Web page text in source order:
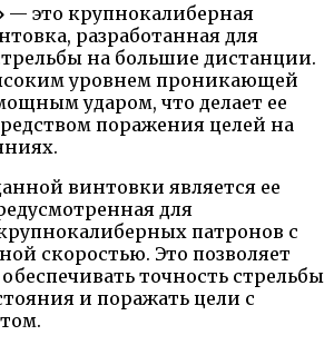
— это крупнокалиберная
разработанная для
на большие дистанции.
уровнем проникающей
ударом, что делает ее
поражения целей на
винтовки является ее
для
патронов с
скоростью. Это позволяет
точность стрельбы
и поражать цели с